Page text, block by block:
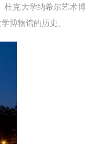
杜克大学纳希尔艺术
博物馆的历史。